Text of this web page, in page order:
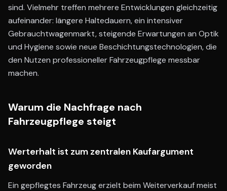
sind. Vielmehr treffen mehrere Entwicklungen gleichzeitig
aufeinander: längere Haltedauern, ein intensiver
Gebrauchtwagenmarkt, steigende Erwartungen an Optik
und Hygiene sowie neue Beschichtungstechnologien, die
den Nutzen professioneller Fahrzeugpflege messbar
machen.
Warum die Nachfrage nach
Fahrzeugpflege steigt
Werterhalt ist zum zentralen Kaufargument
geworden
Ein gepflegtes Fahrzeug erzielt beim Weiterverkauf meist